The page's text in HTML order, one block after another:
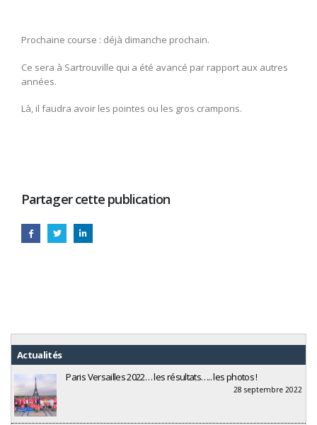
Prochaine course : déjà dimanche prochain.
Ce sera à Sartrouville qui a été avancé par rapport aux autres
années.
Là, il faudra avoir les pointes ou les gros crampons.
Partager cette publication
Actualités
Paris Versailles 2022… les résultats….. les photos !
28 septembre 2022